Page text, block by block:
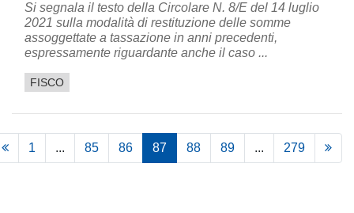
Si segnala il testo della Circolare N. 8/E del 14 luglio
2021 sulla modalità di restituzione delle somme
assoggettate a tassazione in anni precedenti,
espressamente riguardante anche il caso ...
FISCO
1 ... 85 86 87 88 89 ... 279